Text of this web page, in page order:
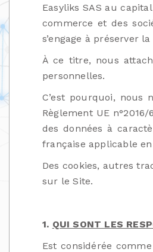
Easyliks SAS au
commerce et des
s’engage à préserver
À ce titre, nous
personnelles.
C’est pourquoi,
Règlement UE
des données à
française applicable
Des cookies, autres
sur le Site.
1. QUI SONT LES
Est considérée